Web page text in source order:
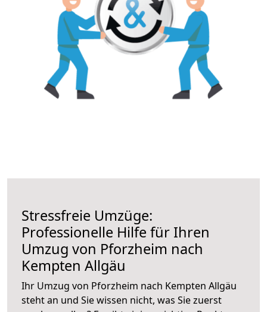
Stressfreie Umzüge:
Professionelle Hilfe für Ihren
Umzug von Pforzheim nach
Kempten Allgäu
Ihr Umzug von Pforzheim nach Kempten Allgäu
steht an und Sie wissen nicht, was Sie zuerst